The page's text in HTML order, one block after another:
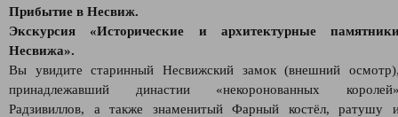
Прибытие в Несвиж.
Экскурсия «Исторические и архитектурные
Несвижа».
Вы увидите старинный Несвижский замок (внешний
принадлежавший династии «некоронованных
Радзивиллов, а также знаменитый Фарный костёл, ратушу